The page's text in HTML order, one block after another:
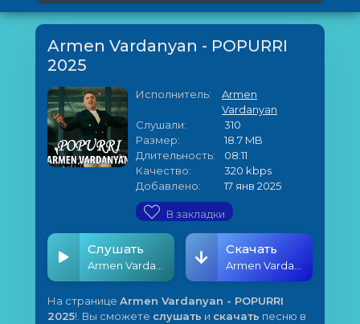
Armen Vardanyan - POPURRI
2025
Исполнитель:
Armen
Vardanyan
Слушали:
310
Размер:
18.7 MB
Длительность:
08:11
Качество:
320 kbps
Добавлено:
17 янв 2025
В закладки
Слушать Скачать
На странице Armen Vardanyan - POPURRI
2025!. Вы сможете слушать и скачать песню в